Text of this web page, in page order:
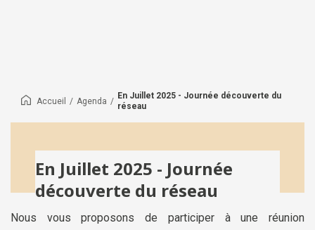
Accueil / Agenda /
En Juillet 2025 - Journée découverte du
réseau
En Juillet 2025 - Journée
découverte du réseau
Nous vous proposons de participer à une réunion